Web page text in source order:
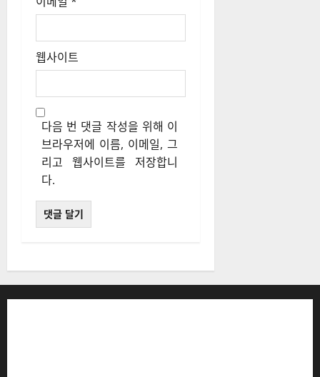
웹사이트
다음 번 댓글 작성을 위해 이
브라우저에 이름, 이메일, 그
리고 웹사이트를 저장합니
다.